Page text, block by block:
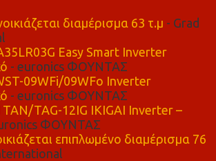
διαμέρισμα 63 τ.μ - Grad
Easy Smart Inverter
- euronics ΦΟΥΝΤΑΣ
09WFi/09WFo Inverter
- euronics ΦΟΥΝΤΑΣ
TAN/TAG-12IG IKIGAI Inverter –
ΦΟΥΝΤΑΣ
επιπλωμένο διαμέρισμα 76